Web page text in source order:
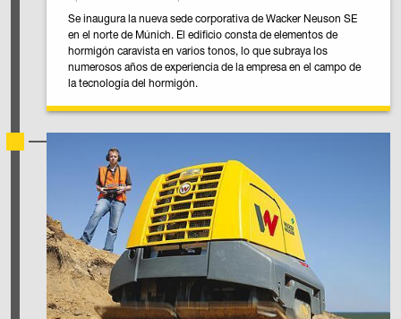
Se inaugura la nueva sede corporativa de Wacker Neuson SE
en el norte de Múnich. El edificio consta de elementos de
hormigón caravista en varios tonos, lo que subraya los
numerosos años de experiencia de la empresa en el campo de
la tecnología del hormigón.